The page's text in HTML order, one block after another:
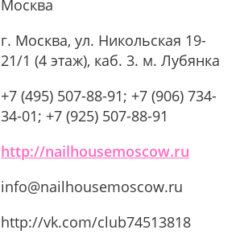
Москва
г. Москва, ул. Никольская 19-
21/1 (4 этаж), каб. 3. м. Лубянка
+7 (495) 507-88-91; +7 (906) 734-
34-01; +7 (925) 507-88-91
http://nailhousemoscow.ru
info@nailhousemoscow.ru
http://vk.com/club74513818